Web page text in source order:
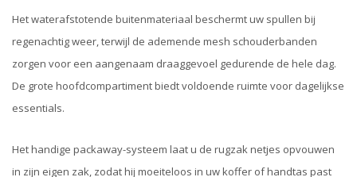
Het waterafstotende buitenmateriaal beschermt uw spullen bij
regenachtig weer, terwijl de ademende mesh schouderbanden
zorgen voor een aangenaam draaggevoel gedurende de hele dag.
De grote hoofdcompartiment biedt voldoende ruimte voor dagelijkse
essentials.
Het handige packaway-systeem laat u de rugzak netjes opvouwen
in zijn eigen zak, zodat hij moeiteloos in uw koffer of handtas past